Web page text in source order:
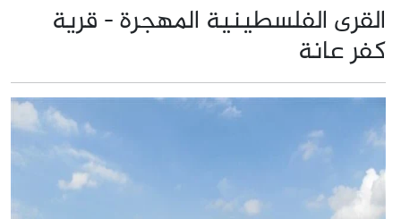
القرى الفلسطينية المهجرة - قرية
كفر عانة